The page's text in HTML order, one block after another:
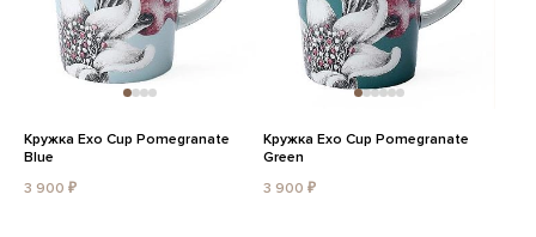
Кружка Exo Cup Pomegranate
Blue
3 900 ₽
Кружка Exo Cup Pomegranate
Green
3 900 ₽